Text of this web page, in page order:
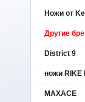
Ножи от
Другие
District 9
ножи RIKE
MAXACE